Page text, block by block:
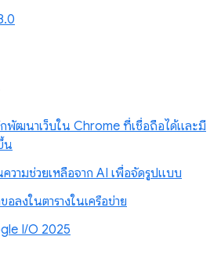
พัฒนาเว็บใน Chrome ที่เชื่อถือได้และมี
น
วามช่วยเหลือจาก AI เพื่อจัดรูปแบบ
ลงในตารางในเครือข่าย
I/O 2025